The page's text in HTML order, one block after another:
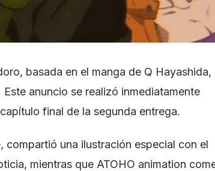
basada en el manga de Q Hayashida,
anuncio se realizó inmediatamente
final de la segunda entrega.
compartió una ilustración especial con el
mientras que ATOHO animation